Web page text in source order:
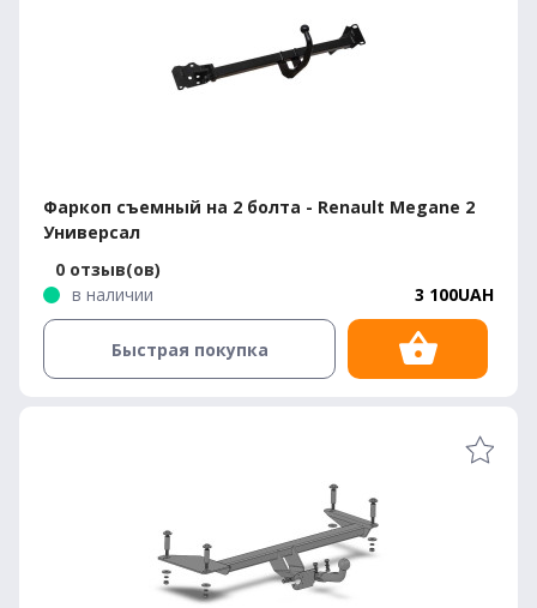
Фаркоп съемный на 2 болта - Renault Megane 2
Универсал
0 отзыв(ов)
в наличии
3 100UAH
Быстрая покупка